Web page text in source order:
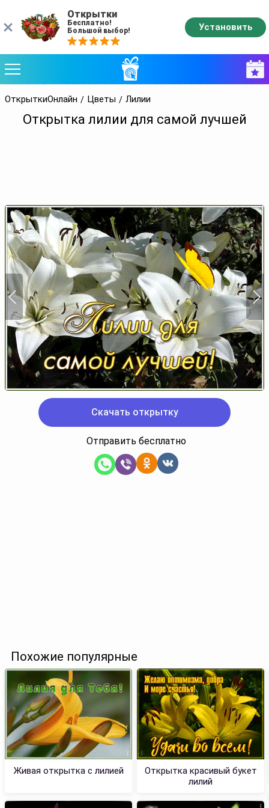
ОткрыткиОнлайн Цветы Лилии
Открытка лилии для самой лучшей
Скачать открытку
Отправить бесплатно
Похожие популярные
Живая открытка с лилией
Открытка красивый букет
лилий
Открытки
Бесплатно!
Большой выбор!
Установить